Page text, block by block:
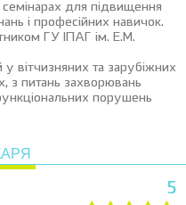
для підвищення
і професійних навичок.
ГУ ІПАГ ім. Е.М.
вітчизняних та зарубіжних
з питань захворювань
порушень
5